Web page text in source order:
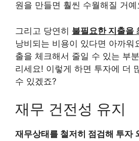
원을 만들면 훨씬 수월해질 거예
그리고 당연히 불필요한 지출을
낭비되는 비용이 있다면 아까워
출을 체크해서 줄일 수 있는 부
리세요! 이렇게 하면 투자에 더
수 있겠죠?
재무 건전성 유지
재무상태를 철저히 점검해 투자